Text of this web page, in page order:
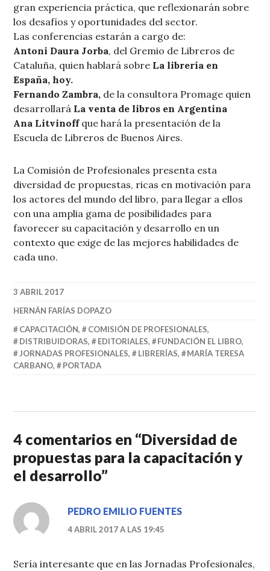
gran experiencia práctica, que reflexionarán sobre
los desafíos y oportunidades del sector.
Las conferencias estarán a cargo de:
Antoni Daura Jorba, del Gremio de Libreros de
Cataluña, quien hablará sobre La librería en
España, hoy.
Fernando Zambra, de la consultora Promage quien
desarrollará La venta de libros en Argentina
Ana Litvinoff que hará la presentación de la
Escuela de Libreros de Buenos Aires.
La Comisión de Profesionales presenta esta
diversidad de propuestas, ricas en motivación para
los actores del mundo del libro, para llegar a ellos
con una amplia gama de posibilidades para
favorecer su capacitación y desarrollo en un
contexto que exige de las mejores habilidades de
cada uno.
3 ABRIL 2017
HERNÁN FARÍAS DOPAZO
CAPACITACIÓN, COMISIÓN DE PROFESIONALES,
DISTRIBUIDORAS, EDITORIALES, FUNDACIÓN EL LIBRO,
JORNADAS PROFESIONALES, LIBRERÍAS,
MARÍA TERESA
CARBANO, PORTADA
4 comentarios en “Diversidad de
propuestas para la capacitación y
el desarrollo”
PEDRO EMILIO FUENTES
4 ABRIL 2017 A LAS 19:45
Sería interesante que en las Jornadas Profesionales,